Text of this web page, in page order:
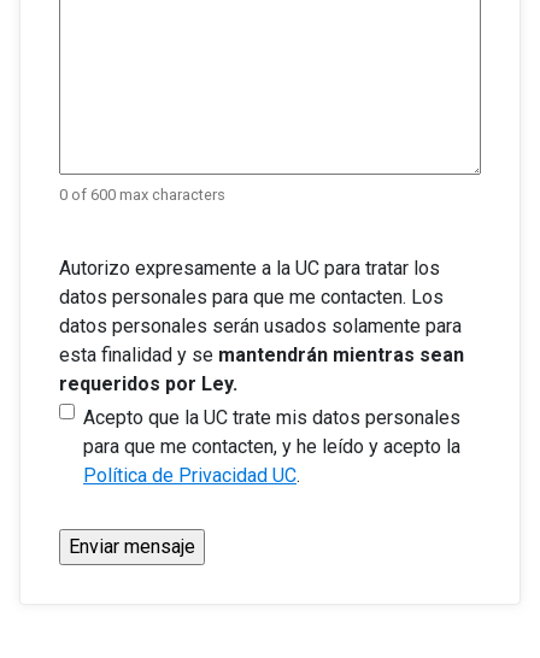
0 of 600 max characters
Autorizo
expresamente
a
la
UC
para
tratar
Autorizo expresamente a la UC para tratar los
datos personales para que me contacten. Los
datos personales serán usados solamente para
esta finalidad y se mantendrán mientras sean
requeridos por Ley.
Acepto que la UC trate mis datos personales
para que me contacten, y he leído y acepto la
Política de Privacidad UC.